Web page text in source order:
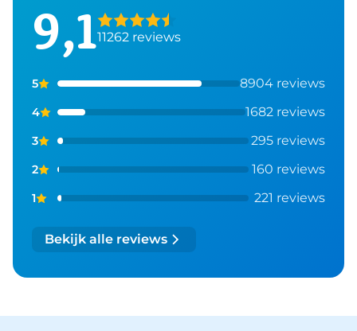
9,111262 reviews
5 8904 reviews
4 1682 reviews
3 295 reviews
2 160 reviews
1 221 reviews
Bekijk alle reviews